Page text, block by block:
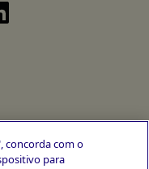
concorda com o
para